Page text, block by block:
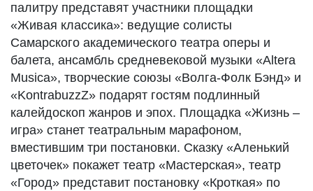
палитру представят участники площадки
«Живая классика»: ведущие солисты
Самарского академического театра оперы и
балета, ансамбль средневековой музыки «Altera
Musica», творческие союзы «Волга-Фолк Бэнд» и
«KontrabuzzZ» подарят гостям подлинный
калейдоскоп жанров и эпох. Площадка «Жизнь –
игра» станет театральным марафоном,
вместившим три постановки. Сказку «Аленький
цветочек» покажет театр «Мастерская», театр
«Город» представит постановку «Кроткая» по